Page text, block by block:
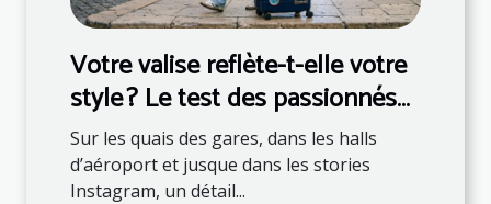
Votre valise reflète-t-elle votre
style ? Le test des passionnés
de mode
Sur les quais des gares, dans les halls
d’aéroport et jusque dans les stories
Instagram, un détail...